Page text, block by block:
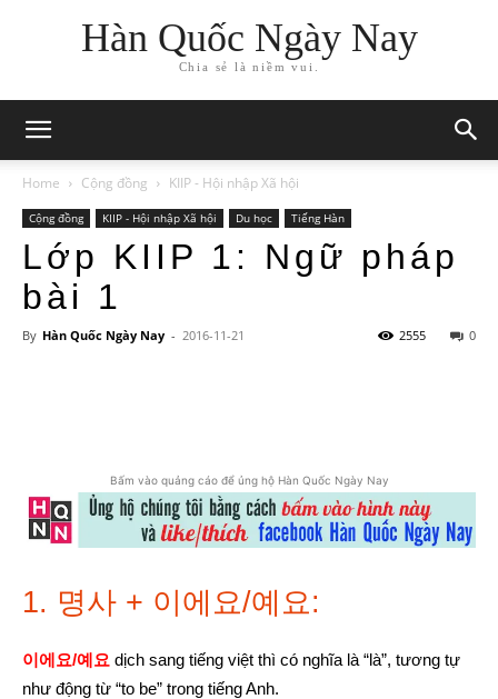
Hàn Quốc Ngày Nay
Chia sẻ là niềm vui.
Home Cộng đồng KIIP - Hội nhập Xã hội
Cộng đồng KIIP - Hội nhập Xã hội Du học Tiếng Hàn
Lớp KIIP 1: Ngữ pháp
bài 1
By Hàn Quốc Ngày Nay - 2016-11-21 0
2555
Bấm vào quảng cáo để ủng hộ Hàn Quốc Ngày Nay
1. 명사 + 이에요/예요:
이에요/예요 dịch sang tiếng việt thì có nghĩa là “là”, tương tự
như động từ “to be” trong tiếng Anh.